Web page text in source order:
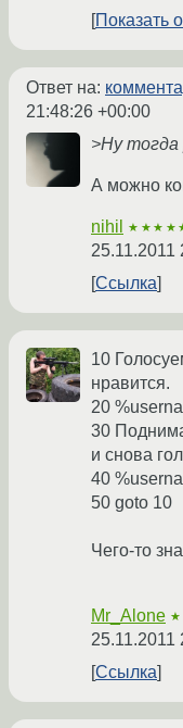
Показать
Ответ на:
21:48:26 +00:00
>Ну тогда
А можно
nihil
25.11.2011
Ссылка
10
нравится.
20
30
и снова
40
50 goto 10
Чего-то
Mr_Alone
25.11.2011
Ссылка